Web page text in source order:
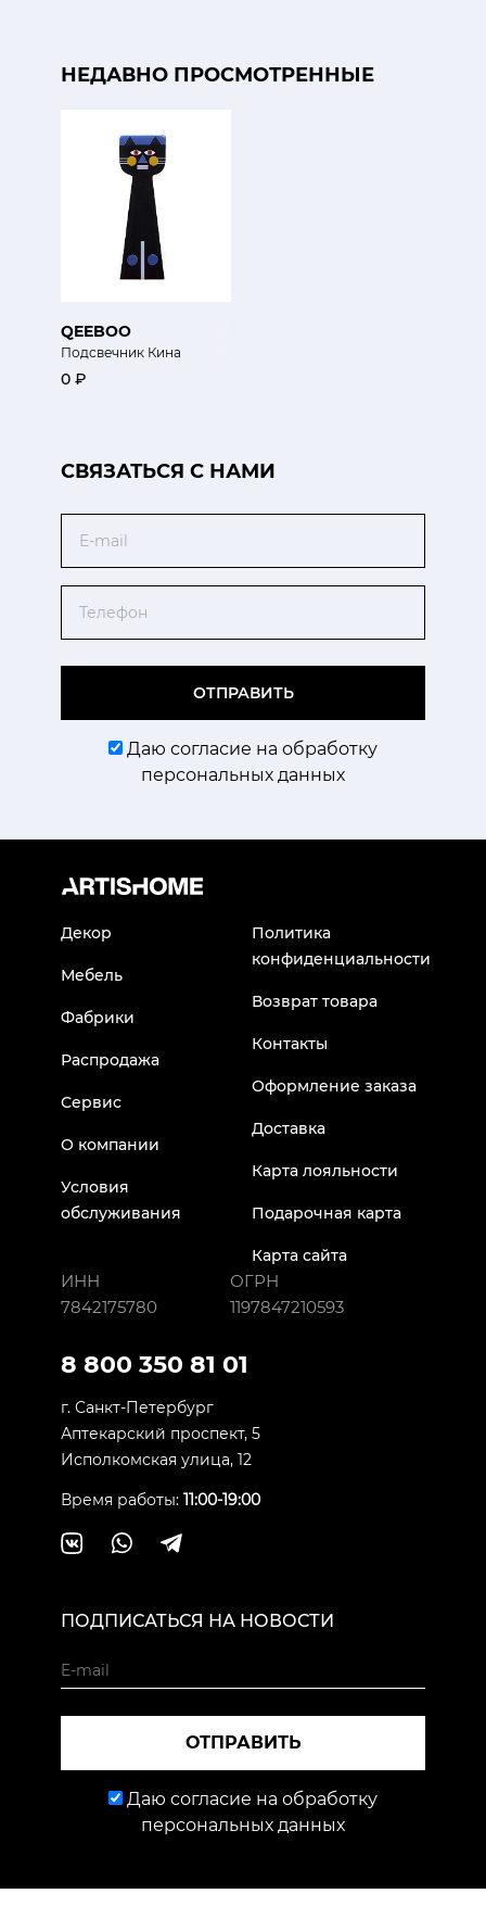
НЕДАВНО ПРОСМОТРЕННЫЕ
QEEBOO
Подсвечник Кина
0 ₽
CВЯЗАТЬСЯ С НАМИ
ОТПРАВИТЬ
Даю согласие на обработку
персональных данных
Декор
Мебель
Фабрики
Распродажа
Сервис
О компании
Условия
обслуживания
Политика
конфиденциальности
Возврат товара
Контакты
Оформление заказа
Доставка
Карта лояльности
Подарочная карта
Карта сайта
ИНН
7842175780
ОГРН
1197847210593
8 800 350 81 01
г. Санкт-Петербург
Аптекарский проспект, 5
Исполкомская улица, 12
Время работы: 11:00-19:00
ПОДПИСАТЬСЯ НА НОВОСТИ
ОТПРАВИТЬ
Даю согласие на обработку
персональных данных